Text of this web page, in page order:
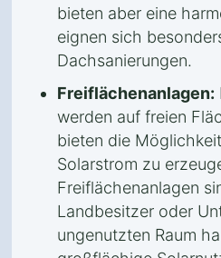
bieten aber eine
eignen sich
Dachsanierungen.
Freiflächenanlagen:
werden auf freien
bieten die
Solarstrom zu
Freiflächenanlagen
Landbesitzer oder
ungenutzten Raum